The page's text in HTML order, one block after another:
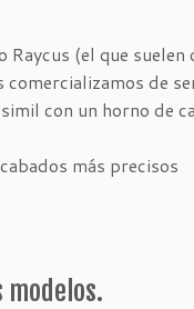
(el que
de
con un horno de
más precisos
modelos.